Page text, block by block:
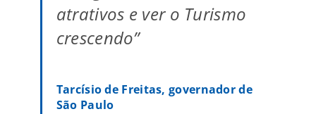
atrativos e ver o Turismo
crescendo”
Tarcísio de Freitas, governador de
São Paulo